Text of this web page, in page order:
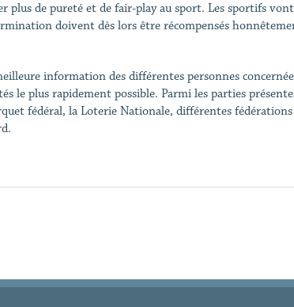
plus de pureté et de fair-play au sport. Les sportifs
doivent dès lors être récompensés
information des différentes personnes
le plus rapidement possible. Parmi les parties
fédéral, la Loterie Nationale, différentes